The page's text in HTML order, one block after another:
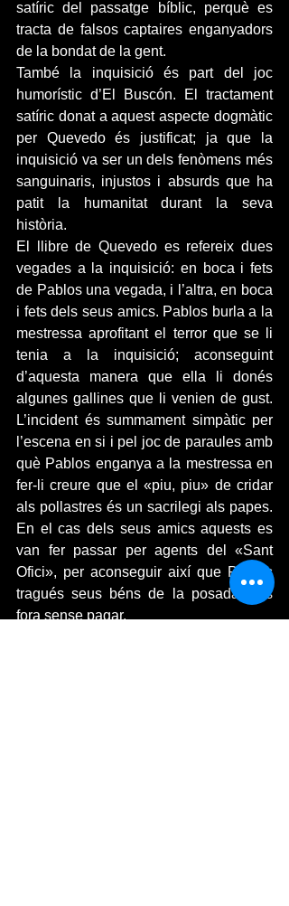
satíric del passatge bíblic, perquè es
tracta de falsos captaires enganyadors
de la bondat de la gent.
També la inquisició és part del joc
humorístic d’El Buscón. El tractament
satíric donat a aquest aspecte dogmàtic
per Quevedo és justificat; ja que la
inquisició va ser un dels fenòmens més
sanguinaris, injustos i absurds que ha
patit la humanitat durant la seva
història.
El llibre de Quevedo es refereix dues
vegades a la inquisició: en boca i fets
de Pablos una vegada, i l’altra, en boca
i fets dels seus amics. Pablos burla a la
mestressa aprofitant el terror que se li
tenia a la inquisició; aconseguint
d’aquesta manera que ella li donés
algunes gallines que li venien de gust.
L’incident és summament simpàtic per
l’escena en si i pel joc de paraules amb
què Pablos enganya a la mestressa en
fer-li creure que el «piu, piu» de cridar
als pollastres és un sacrilegi als papes.
En el cas dels seus amics aquests es
van fer passar per agents del «Sant
Ofici», per aconseguir així que Pablos
tragués seus béns de la posada i es
fora sense pagar.